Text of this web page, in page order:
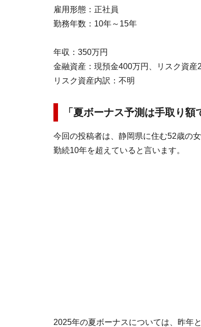
雇用形態：正社員
勤務年数：10年～15年
年収：350万円
金融資産：現預金400万円、リスク資産
リスク資産内訳：不明
「夏ボーナス予測は手取り
今回の投稿者は、静岡県に住む52歳の
勤続10年を超えていると言います。
2025年の夏ボーナスについては、昨年